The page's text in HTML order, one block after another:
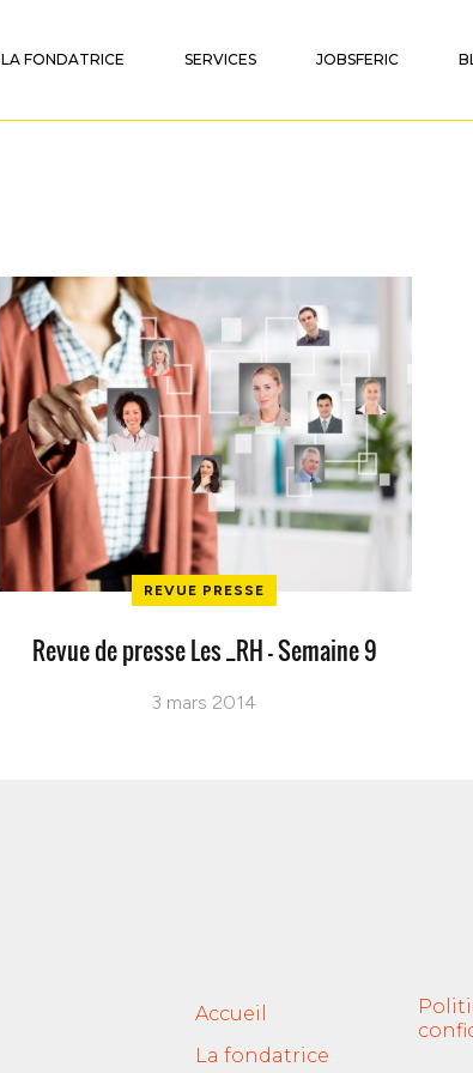
LA FONDATRICE SERVICES JOBSFERIC
REVUE PRESSE
Revue de presse Les _RH – Semaine 9
3 mars 2014
Accueil
La fondatrice